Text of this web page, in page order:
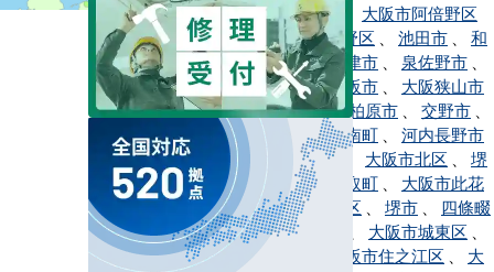
大阪市旭区
大阪市阿倍野区
、大阪市生野区 池田市
和
泉市、泉大津市 泉佐野市
茨木市、大阪市
大阪狭山市
、貝塚市、 柏原市 交野市
門真市 、河南町
河内長野市
岸和田市 大阪市北区
堺
市北区、 熊取町
大阪市此花
区、堺市堺区 堺市
四條畷
市、島本町 大阪市城東区
吹田市
大阪市住之江区
大